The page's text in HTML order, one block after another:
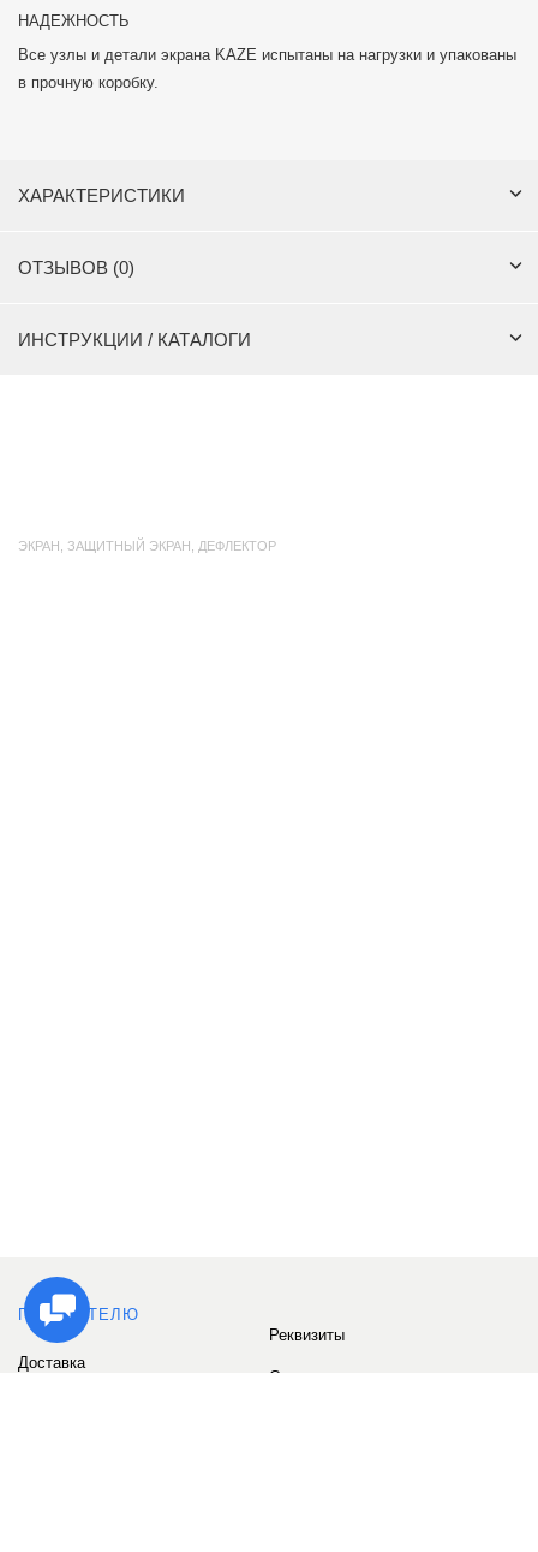
НАДЕЖНОСТЬ
Все узлы и детали экрана KAZE испытаны на нагрузки и упакованы
в прочную коробку.
ХАРАКТЕРИСТИКИ
ОТЗЫВОВ (0)
ИНСТРУКЦИИ / КАТАЛОГИ
ЭКРАН ЗАЩИТНЫЙ ЭКРАН ДЕФЛЕКТОР
ПОКУПАТЕЛЮ
Доставка
Реквизиты
Сервис